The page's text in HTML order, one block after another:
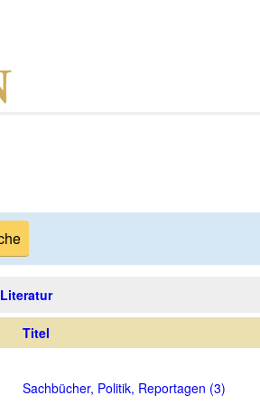
Literatur
Titel
Sachbücher, Politik, Reportagen (3)